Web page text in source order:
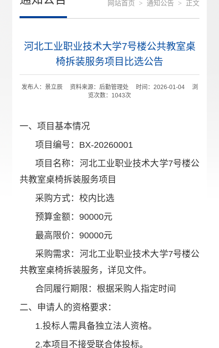
网站首页 > 通知公告 > 正文
河北工业职业技术大学7号楼公共教室桌
椅拆装服务项目比选公告
发布人：景立辰 资料来源：后勤管理处 时间：2026-01-04 浏
览次数： 1043次
一、项目基本情况
项目编号：BX-20260001
项目名称：河北工业职业技术大学7号楼公
共教室桌椅拆装服务项目
采购方式：校内比选
预算金额：90000元
最高限价：90000元
采购需求：河北工业职业技术大学7号楼公
共教室桌椅拆装服务，详见文件。
合同履行期限：根据采购人指定时间
二、申请人的资格要求：
1.投标人需具备独立法人资格。
2.本项目不接受联合体投标。